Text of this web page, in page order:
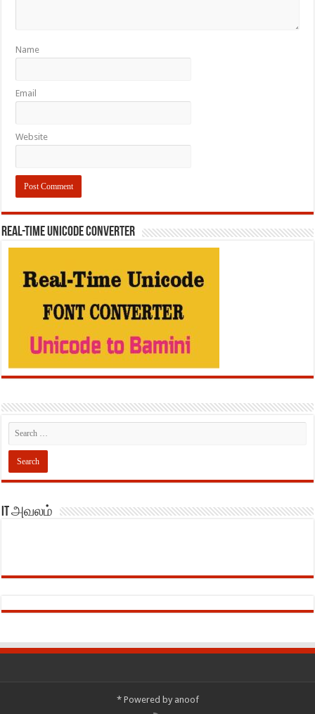
Name
Email
Website
REAL-TIME UNICODE CONVERTER
IT அவலம்
*Powered by anoof